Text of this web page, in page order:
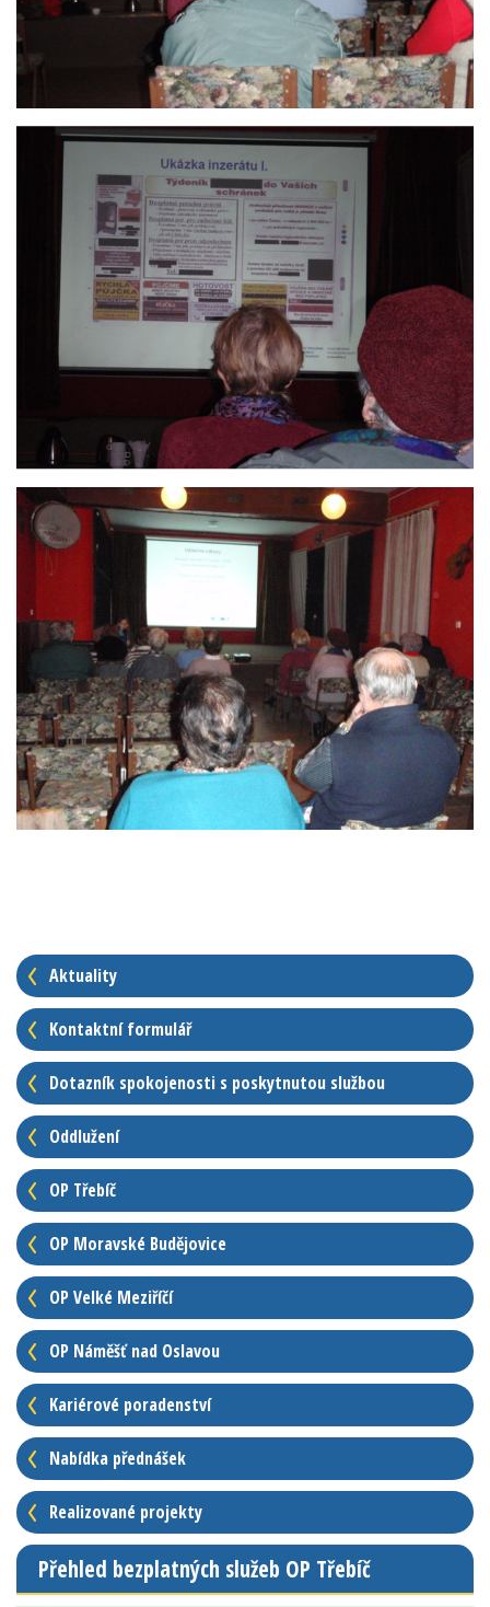
Aktuality
Kontaktní formulář
Dotazník spokojenosti s poskytnutou službou
Oddlužení
OP Třebíč
OP Moravské Budějovice
OP Velké Meziříčí
OP Náměšť nad Oslavou
Kariérové poradenství
Nabídka přednášek
Realizované projekty
Přehled bezplatných služeb OP Třebíč